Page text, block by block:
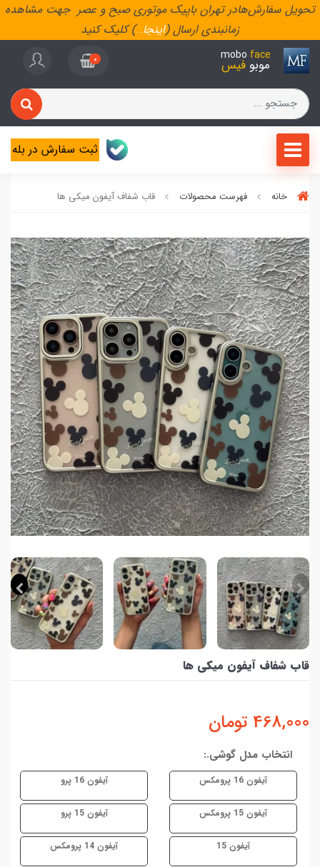
تحویل سفارش‌هادر تهران باپیک موتوری صبح و عصر جهت مشاهده
زمانبندی ارسال (اینجا..) کلیک کنید
mobo face
موبو فیس 0
ثبت سفارش در بله
خانه فهرست محصولات قاب شفاف آیفون میکی ها
قاب شفاف آیفون میکی ها
468,000 تومان
انتخاب مدل گوشی.:
آیفون 16 پرومکس آیفون 16 پرو
آیفون 15 پرومکس آیفون 15 پرو
آیفون 15 آیفون 14 پرومکس